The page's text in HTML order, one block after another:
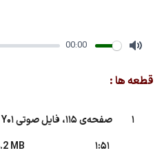
00:00
قطعه ها :
1
صفحه‌ی ۱۱۵، فایل صوتی Y01
1:51
MB